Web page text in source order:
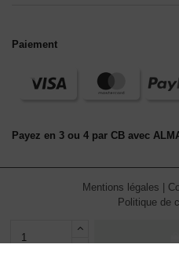
Paiement
Payez en 3 ou 4 par CB avec
Mentions légales
Politique de